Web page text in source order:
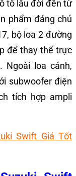
tô lâu đời đến từ
phẩm đáng chú
bộ loa 2 đường
để thay thế trực
loa cánh,
subwoofer điện
tích hợp ampli
Swift Giá Tốt